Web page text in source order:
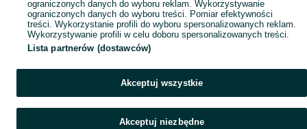
ograniczonych danych do wyboru reklam. Wykorzystywanie
ograniczonych danych do wyboru treści. Pomiar efektywności
treści. Wykorzystanie profili do wyboru spersonalizowanych reklam.
Wykorzystywanie profili w celu doboru spersonalizowanych treści.
Lista partnerów (dostawców)
Akceptuj wszystkie
Akceptuj niezbędne